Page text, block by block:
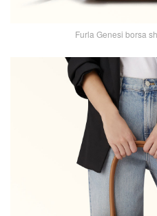
Furla Genesi borsa